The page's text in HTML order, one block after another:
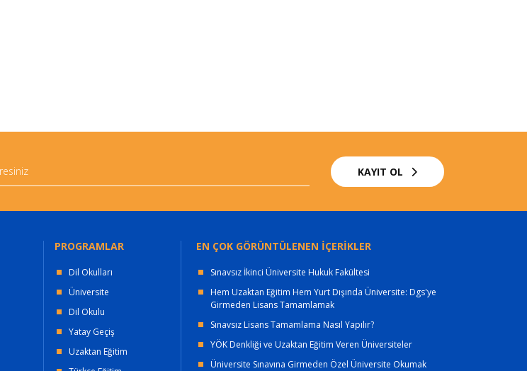
KAYIT OL
PROGRAMLAR
Dil Okulları
Üniversite
Dil Okulu
Yatay Geçiş
Uzaktan Eğitim
EN ÇOK GÖRÜNTÜLENEN İÇERİKLER
Sınavsız İkinci Üniversite Hukuk Fakültesi
Hem Uzaktan Eğitim Hem Yurt Dışında Üniversite: Dgs'ye
Girmeden Lisans Tamamlamak
Sınavsız Lisans Tamamlama Nasıl Yapılır?
YÖK Denkliği ve Uzaktan Eğitim Veren Üniversiteler
Üniversite Sınavına Girmeden Özel Üniversite Okumak